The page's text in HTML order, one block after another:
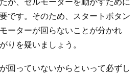
が、セルモーターを動かすために
です。そのため、スタートボタン
ーターが回らないことが分かれ
りを疑いましょう。
回っていないからといって必ずし